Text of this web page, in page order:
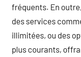
fréquents. En
des services
illimitées, ou des
plus courants,